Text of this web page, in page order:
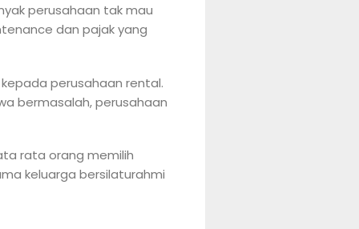
perusahaan tak mau
dan pajak yang
perusahaan rental.
bermasalah, perusahaan
rata orang memilih
keluarga bersilaturahmi